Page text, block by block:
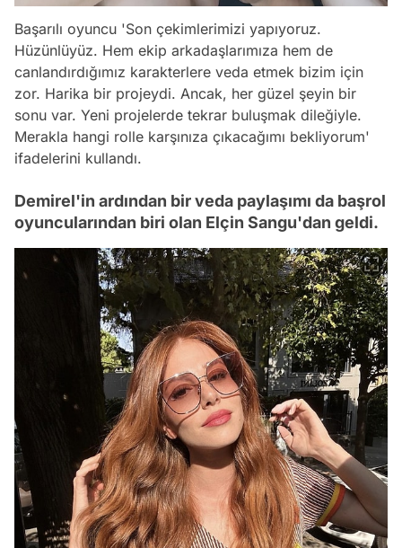
Başarılı oyuncu 'Son çekimlerimizi yapıyoruz.
Hüzünlüyüz. Hem ekip arkadaşlarımıza hem de
canlandırdığımız karakterlere veda etmek bizim için
zor. Harika bir projeydi. Ancak, her güzel şeyin bir
sonu var. Yeni projelerde tekrar buluşmak dileğiyle.
Merakla hangi rolle karşınıza çıkacağımı bekliyorum'
ifadelerini kullandı.
Demirel'in ardından bir veda paylaşımı da başrol
oyuncularından biri olan Elçin Sangu'dan geldi.